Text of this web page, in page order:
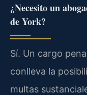
¿Necesito un
de York?
Sí. Un cargo
conlleva la
multas